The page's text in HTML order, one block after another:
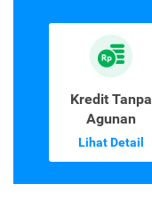
Kredit Tanpa
Agunan
Lihat Detail